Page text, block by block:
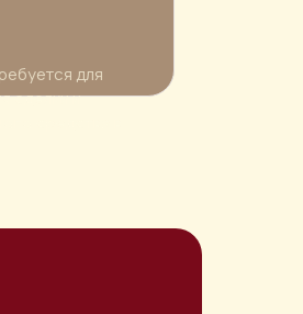
для
сделки и